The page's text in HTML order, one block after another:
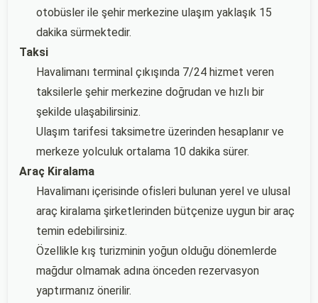
otobüsler ile şehir merkezine ulaşım yaklaşık 15
dakika sürmektedir.
Taksi
Havalimanı terminal çıkışında 7/24 hizmet veren
taksilerle şehir merkezine doğrudan ve hızlı bir
şekilde ulaşabilirsiniz.
Ulaşım tarifesi taksimetre üzerinden hesaplanır ve
merkeze yolculuk ortalama 10 dakika sürer.
Araç Kiralama
Havalimanı içerisinde ofisleri bulunan yerel ve ulusal
araç kiralama şirketlerinden bütçenize uygun bir araç
temin edebilirsiniz.
Özellikle kış turizminin yoğun olduğu dönemlerde
mağdur olmamak adına önceden rezervasyon
yaptırmanız önerilir.